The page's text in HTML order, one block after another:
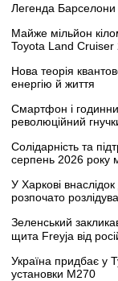
Легенда Барселони
Майже мільйон
Toyota Land Cruiser
Нова теорія
енергію й життя
Смартфон і
революційний
Солідарність та
серпень 2026 року
У Харкові
розпочато
Зеленський
щита Freyja від
Україна придбає у
установки M270